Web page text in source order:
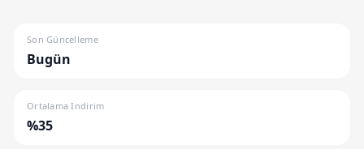
Son Güncelleme
Bugün
Ortalama Indirim
%35